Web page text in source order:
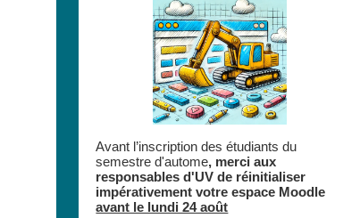
Avant l’inscription des étudiants du
semestre d'autome, merci aux
responsables d'UV de réinitialiser
impérativement votre espace Moodle
avant le lundi 24 août